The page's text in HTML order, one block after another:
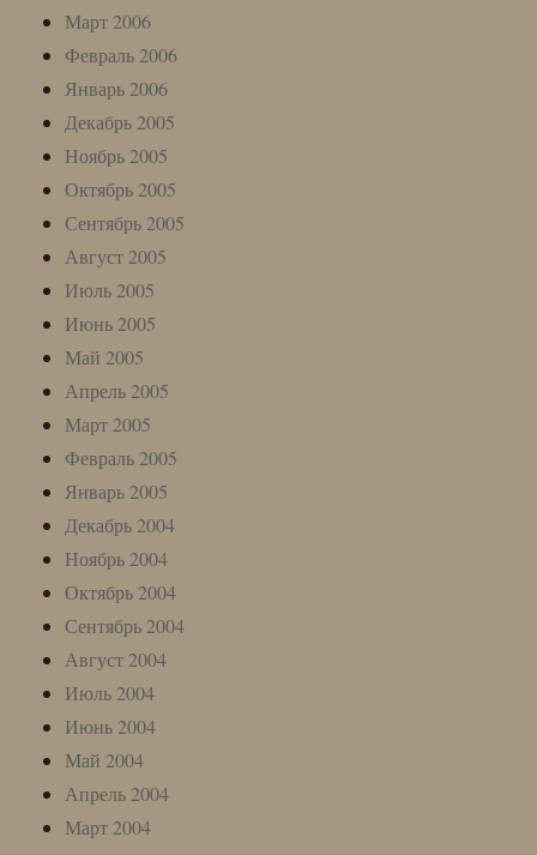
Март 2006
Февраль 2006
Январь 2006
Декабрь 2005
Ноябрь 2005
Октябрь 2005
Сентябрь 2005
Август 2005
Июль 2005
Июнь 2005
Май 2005
Апрель 2005
Март 2005
Февраль 2005
Январь 2005
Декабрь 2004
Ноябрь 2004
Октябрь 2004
Сентябрь 2004
Август 2004
Июль 2004
Июнь 2004
Май 2004
Апрель 2004
Март 2004